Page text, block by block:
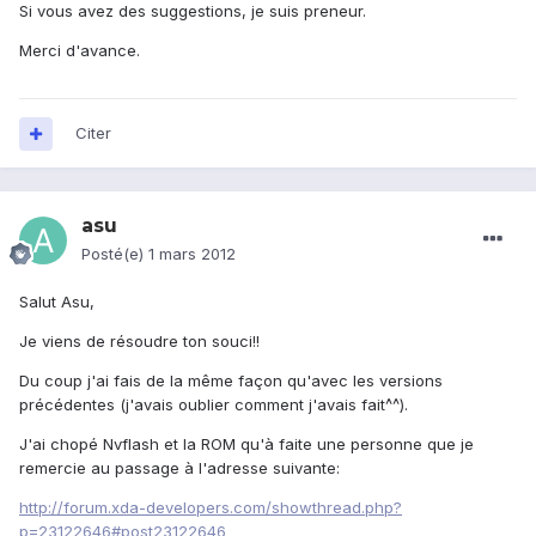
Si vous avez des suggestions, je suis preneur.
Merci d'avance.
Citer
asu
Posté(e) 1 mars 2012
Salut Asu,
Je viens de résoudre ton souci!!
Du coup j'ai fais de la même façon qu'avec les versions
précédentes (j'avais oublier comment j'avais fait^^).
J'ai chopé Nvflash et la ROM qu'à faite une personne que je
remercie au passage à l'adresse suivante:
http://forum.xda-developers.com/showthread.php?
p=23122646#post23122646